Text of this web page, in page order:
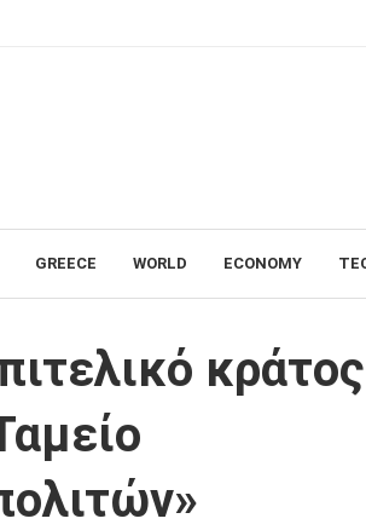
GREECE WORLD ECONOMY
από το Ταμείο Ανάκαμψης επ’ ωφελεία των